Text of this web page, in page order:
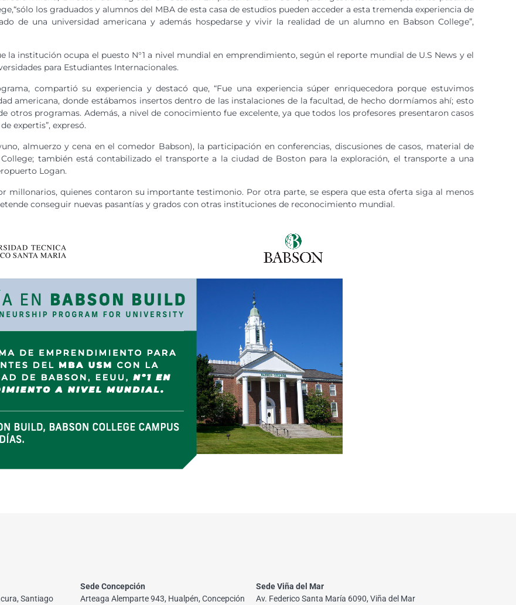
los graduados y alumnos del MBA de esta casa de estudios pueden acceder a esta tremenda experiencia de
de una universidad americana y además hospedarse y vivir la realidad de un alumno en Babson College”,
la institución ocupa el puesto N°1 a nivel mundial en emprendimiento, según el reporte mundial de U.S News y el
para Estudiantes Internacionales.
compartió su experiencia y destacó que, “Fue una experiencia súper enriquecedora porque estuvimos
americana, donde estábamos insertos dentro de las instalaciones de la facultad, de hecho dormíamos ahí; esto
otros programas. Además, a nivel de conocimiento fue excelente, ya que todos los profesores presentaron casos
expertis”, expresó.
almuerzo y cena en el comedor Babson), la participación en conferencias, discusiones de casos, material de
también está contabilizado el transporte a la ciudad de Boston para la exploración, el transporte a una
Logan.
millonarios, quienes contaron su importante testimonio. Por otra parte, se espera que esta oferta siga al menos
conseguir nuevas pasantías y grados con otras instituciones de reconocimiento mundial.
Santiago
Sede Concepción
Arteaga Alemparte 943, Hualpén, Concepción
Sede Viña del Mar
Av. Federico Santa María 6090, Viña del Mar